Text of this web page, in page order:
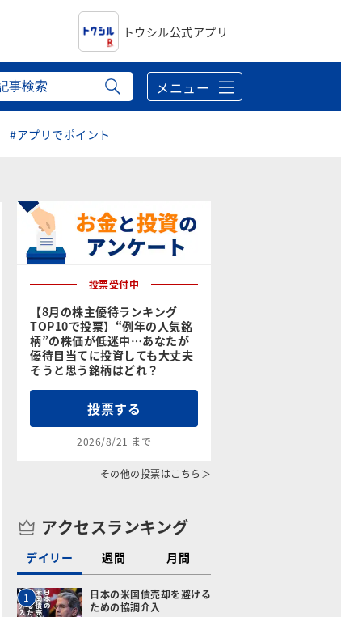
トウシル公式アプリ
メニュー
#アプリでポイント
メールで送る
投票受付中
【8月の株主優待ランキング
TOP10で投票】“例年の人気銘
柄”の株価が低迷中…あなたが
優待目当てに投資しても大丈夫
そうと思う銘柄はどれ？
投票する
2026/8/21 まで
その他の投票はこちら＞
アクセスランキング
デイリー 週間 月間
1
日本の米国債売却を避ける
ための協調介入